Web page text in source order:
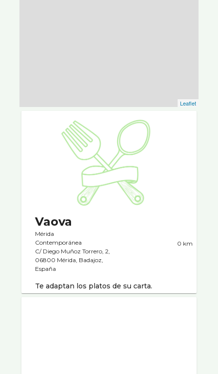
Leaflet
Vaova
Mérida
Contemporánea
C/ Diego Muñoz Torrero, 2,
06800 Mérida, Badajoz,
España
0 km
Te adaptan los platos de su carta.